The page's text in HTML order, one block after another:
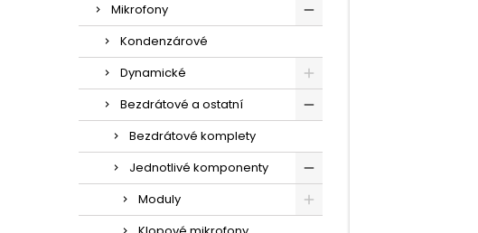
Mikrofony
Kondenzárové
Dynamické
Bezdrátové a ostatní
Bezdrátové komplety
Jednotlivé komponenty
Moduly